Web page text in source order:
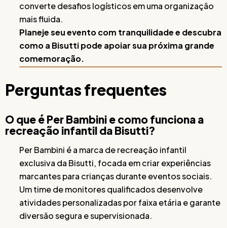
converte desafios logísticos em uma organização
mais fluida.
Planeje seu evento com tranquilidade e descubra
como a Bisutti pode apoiar sua próxima grande
comemoração.
Perguntas frequentes
O que é Per Bambini e como funciona a
recreação infantil da Bisutti?
Per Bambini é a marca de recreação infantil
exclusiva da Bisutti, focada em criar experiências
marcantes para crianças durante eventos sociais.
Um time de monitores qualificados desenvolve
atividades personalizadas por faixa etária e garante
diversão segura e supervisionada.